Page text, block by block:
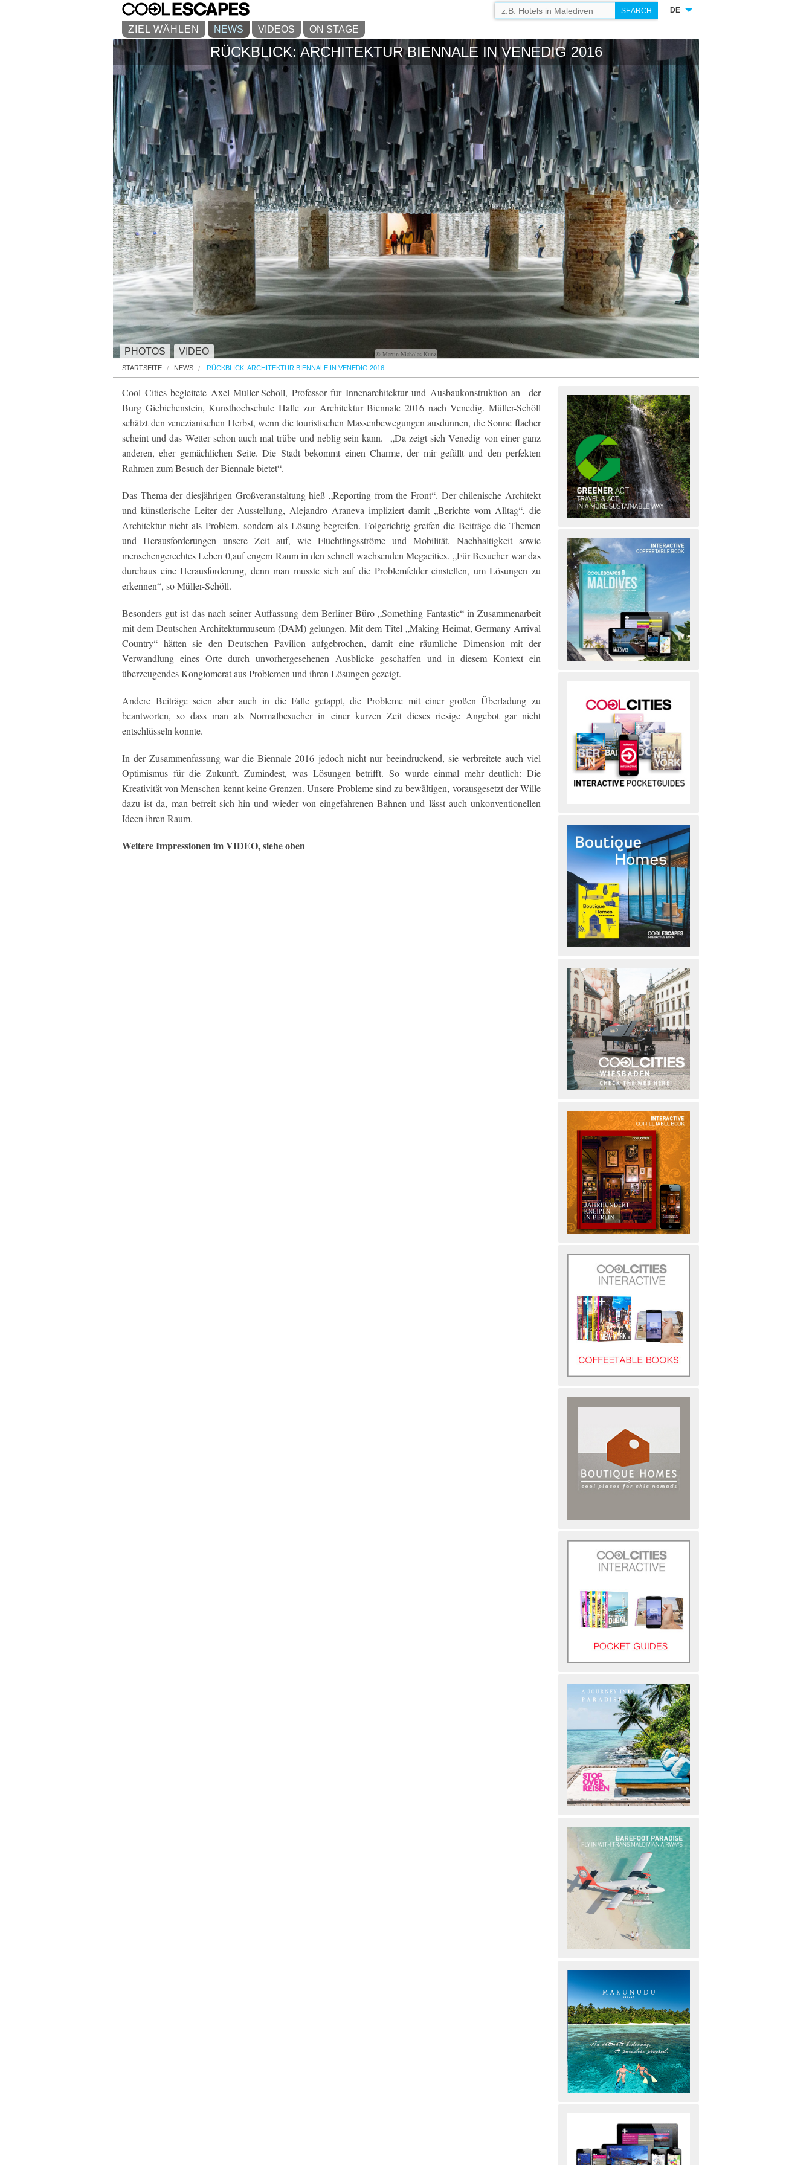
DE
ZIEL WÄHLEN NEWS VIDEOS ON STAGE
© Martin Nicholas Kunz
›
RÜCKBLICK: ARCHITEKTUR BIENNALE IN VENEDIG 2016
PHOTOS VIDEO
STARTSEITE NEWS RÜCKBLICK: ARCHITEKTUR BIENNALE IN VENEDIG 2016
Cool Cities begleitete Axel Müller-Schöll, Professor für Innenarchitektur und Ausbaukonstruktion an der
Burg Giebichenstein, Kunsthochschule Halle zur Architektur Biennale 2016 nach Venedig. Müller-Schöll
schätzt den venezianischen Herbst, wenn die touristischen Massenbewegungen ausdünnen, die Sonne flacher
scheint und das Wetter schon auch mal trübe und neblig sein kann. „Da zeigt sich Venedig von einer ganz
anderen, eher gemächlichen Seite. Die Stadt bekommt einen Charme, der mir gefällt und den perfekten
Rahmen zum Besuch der Biennale bietet“.
Das Thema der diesjährigen Großveranstaltung hieß „Reporting from the Front“. Der chilenische Architekt
und künstlerische Leiter der Ausstellung, Alejandro Araneva impliziert damit „Berichte vom Alltag“, die
Architektur nicht als Problem, sondern als Lösung begreifen. Folgerichtig greifen die Beiträge die Themen
und Herausforderungen unsere Zeit auf, wie Flüchtlingsströme und Mobilität, Nachhaltigkeit sowie
menschengerechtes Leben 0,auf engem Raum in den schnell wachsenden Megacities. „Für Besucher war das
durchaus eine Herausforderung, denn man musste sich auf die Problemfelder einstellen, um Lösungen zu
erkennen“, so Müller-Schöll.
Besonders gut ist das nach seiner Auffassung dem Berliner Büro „Something Fantastic“ in Zusammenarbeit
mit dem Deutschen Architekturmuseum (DAM) gelungen. Mit dem Titel „Making Heimat, Germany Arrival
Country“ hätten sie den Deutschen Pavilion aufgebrochen, damit eine räumliche Dimension mit der
Verwandlung eines Orte durch unvorhergesehenen Ausblicke geschaffen und in diesem Kontext ein
überzeugendes Konglomerat aus Problemen und ihren Lösungen gezeigt.
Andere Beiträge seien aber auch in die Falle getappt, die Probleme mit einer großen Überladung zu
beantworten, so dass man als Normalbesucher in einer kurzen Zeit dieses riesige Angebot gar nicht
entschlüsseln konnte.
In der Zusammenfassung war die Biennale 2016 jedoch nicht nur beeindruckend, sie verbreitete auch viel
Optimismus für die Zukunft. Zumindest, was Lösungen betrifft. So wurde einmal mehr deutlich: Die
Kreativität von Menschen kennt keine Grenzen. Unsere Probleme sind zu bewältigen, vorausgesetzt der Wille
dazu ist da, man befreit sich hin und wieder von eingefahrenen Bahnen und lässt auch unkonventionellen
Ideen ihren Raum.
Weitere Impressionen im VIDEO, siehe oben